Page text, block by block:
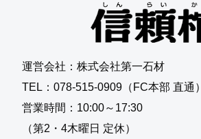
運営会社：株式会社第一石材
TEL：078-515-0909（FC本部 直通）
営業時間：10:00～17:30
（第2・4木曜日 定休）